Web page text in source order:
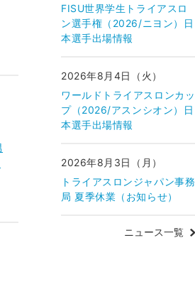
FISU世界学生トライアスロ
ン選手権（2026/ニヨン）日
本選手出場情報
2026年8月4日（火）
ワールドトライアスロンカッ
プ（2026/アスンシオン）日
本選手出場情報
2026年8月3日（月）
トライアスロンジャパン事務
局 夏季休業（お知らせ）
ニュース一覧